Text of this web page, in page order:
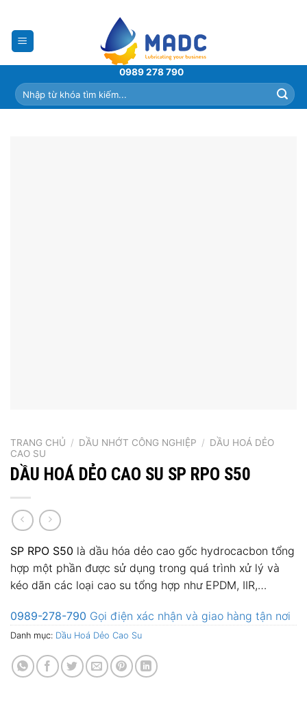
content
0989 278 790
Tìm
kiếm:
TRANG CHỦ / DẦU NHỚT CÔNG NGHIỆP / DẦU HOÁ DẺO
CAO SU
DẦU HOÁ DẺO CAO SU SP RPO S50
SP RPO S50 là dầu hóa dẻo cao gốc hydrocacbon tổng
hợp một phần được sử dụng trong quá trình xử lý và
kéo dãn các loại cao su tổng hợp như EPDM, IIR,…
0989-278-790 Gọi điện xác nhận và giao hàng tận nơi
Danh mục: Dầu Hoá Dẻo Cao Su